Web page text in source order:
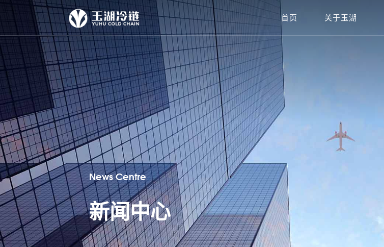
首页 关于玉湖
News Centre
新闻中心